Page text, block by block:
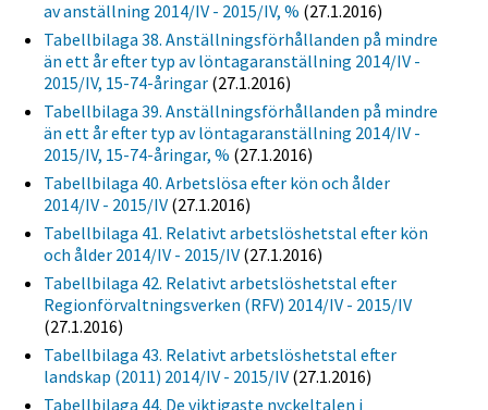
av anställning 2014/IV - 2015/IV, % (27.1.2016)
Tabellbilaga 38. Anställningsförhållanden på mindre
än ett år efter typ av löntagaranställning 2014/IV -
2015/IV, 15-74-åringar (27.1.2016)
Tabellbilaga 39. Anställningsförhållanden på mindre
än ett år efter typ av löntagaranställning 2014/IV -
2015/IV, 15-74-åringar, % (27.1.2016)
Tabellbilaga 40. Arbetslösa efter kön och ålder
2014/IV - 2015/IV (27.1.2016)
Tabellbilaga 41. Relativt arbetslöshetstal efter kön
och ålder 2014/IV - 2015/IV (27.1.2016)
Tabellbilaga 42. Relativt arbetslöshetstal efter
Regionförvaltningsverken (RFV) 2014/IV - 2015/IV
(27.1.2016)
Tabellbilaga 43. Relativt arbetslöshetstal efter
landskap (2011) 2014/IV - 2015/IV (27.1.2016)
Tabellbilaga 44. De viktigaste nyckeltalen i